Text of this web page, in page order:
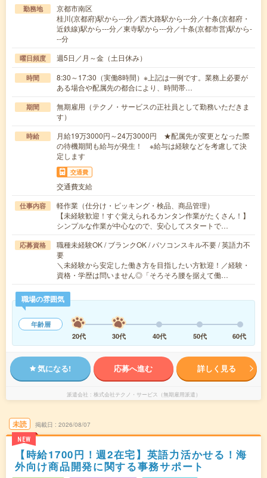
勤務地
京都市南区
桂川(京都府)駅から---分／西大路駅から---分／十条(京都府・
近鉄線)駅から---分／東寺駅から---分／十条(京都市営)駅から-
--分
曜日頻度 週5日／月～金（土日休み）
時間
8:30～17:30（実働8時間）※上記は一例です。業務上必要が
ある場合や配属先の都合により、時間帯…
期間
無期雇用（テクノ・サービスの正社員として勤務いただきま
す）
時給
月給19万3000円～24万3000円 ★配属先が変更となった際
の待機期間も給与が発生！ ※給与は経験などを考慮して決
定します
交通費
交通費支給
仕事内容
軽作業（仕分け・ピッキング・検品、商品管理）
【未経験歓迎！すぐ覚えられるカンタン作業がたくさん！】
シンプルな作業が中心なので、安心してスタートで…
応募資格
職種未経験OK / ブランクOK / パソコンスキル不要 / 英語力不
要
＼未経験から安定した働き方を目指したい方歓迎！／経験・
資格・学歴は問いません◎「そろそろ腰を据えて働…
職場の雰囲気
年齢層
20代
30代 40代 50代 60代
気になる! 応募へ進む 詳しく見る
派遣会社 株式会社テクノ・サービス（無期雇用派遣）
未読
NEW
掲載日 2026/08/07
【時給1700円！週2在宅】英語力活かせる！海
外向け商品開発に関する事務サポート